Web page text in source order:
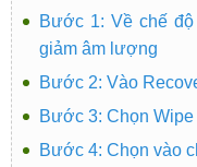
Bước 1: Về chế
giảm âm lượng
Bước 2: Vào
Bước 3: Chọn
Bước 4: Chọn vào